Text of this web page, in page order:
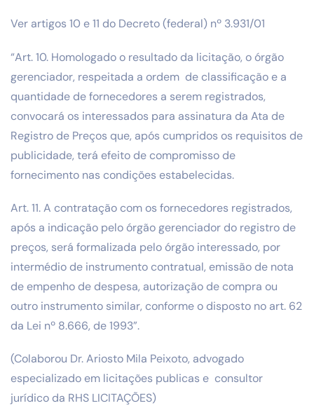
Ver artigos 10 e 11 do Decreto (federal) nº 3.931/01
“Art. 10. Homologado o resultado da licitação, o órgão
gerenciador, respeitada a ordem de classificação e a
quantidade de fornecedores a serem registrados,
convocará os interessados para assinatura da Ata de
Registro de Preços que, após cumpridos os requisitos de
publicidade, terá efeito de compromisso de
fornecimento nas condições estabelecidas.
Art. 11. A contratação com os fornecedores registrados,
após a indicação pelo órgão gerenciador do registro de
preços, será formalizada pelo órgão interessado, por
intermédio de instrumento contratual, emissão de nota
de empenho de despesa, autorização de compra ou
outro instrumento similar, conforme o disposto no art. 62
da Lei nº 8.666, de 1993”.
(Colaborou Dr. Ariosto Mila Peixoto, advogado
especializado em licitações publicas e consultor
jurídico da RHS LICITAÇÕES)